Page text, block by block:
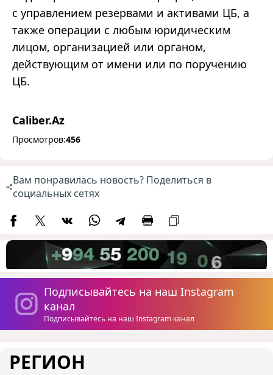
с управлением резервами и активами ЦБ, а
также операции с любым юридическим
лицом, организацией или органом,
действующим от имени или по поручению
ЦБ.
Caliber.Az
Просмотров:456
Вам понравилась новость? Поделиться в
социальных сетях
Подписывайтесь на наш Instagram
канал
Подписывайтесь на наш Instagram канал
РЕГИОН